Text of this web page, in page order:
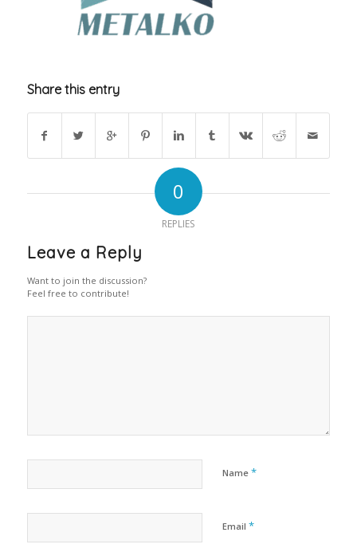
Share this entry
0
REPLIES
Leave a Reply
Want to join the discussion?
Feel free to contribute!
Name *
Email *